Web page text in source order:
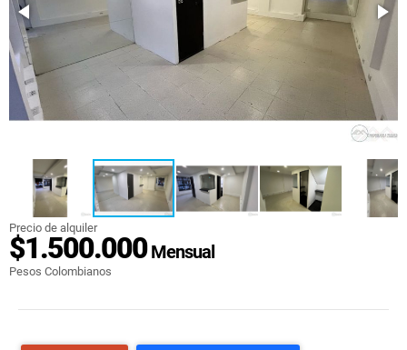
Precio de alquiler
$1.500.000Mensual
Pesos Colombianos